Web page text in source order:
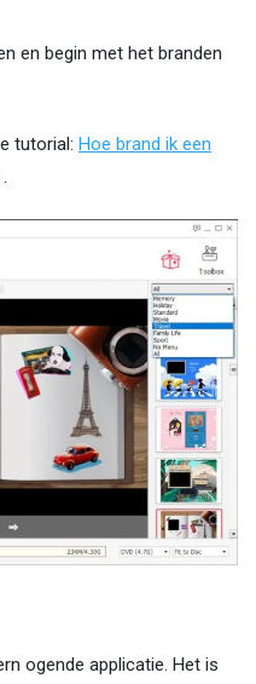
en begin met het branden
tutorial: Hoe brand ik een
ogende applicatie. Het is